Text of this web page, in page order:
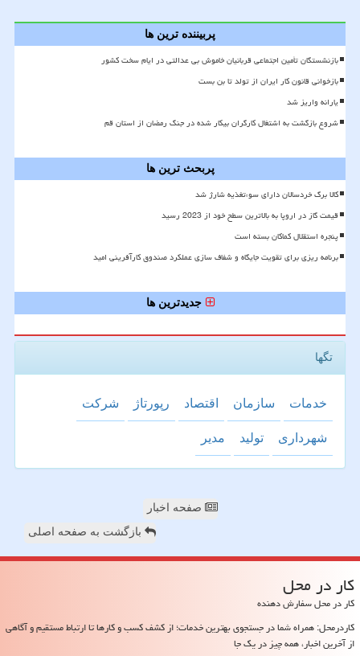
پربیننده ترین ها
بازنشستگان تأمین اجتماعی قربانیان خاموش بی عدالتی در ایام سخت کشور
بازخوانی قانون کار ایران از تولد تا بن بست
یارانه واریز شد
شروع بازگشت به اشتغال کارگران بیکار شده در جنگ رمضان از استان قم
پربحث ترین ها
کالا برگ خردسالان دارای سوءتغذیه شارژ شد
قیمت گاز در اروپا به بالاترین سطح خود از 2023 رسید
پنجره استقلال کماکان بسته است
برنامه ریزی برای تقویت جایگاه و شفاف سازی عملکرد صندوق کارآفرینی امید
جدیدترین ها
تگها
خدمات سازمان اقتصاد رپورتاژ شركت
شهرداری تولید مدیر
صفحه اخبار
بازگشت به صفحه اصلی
كار در محل
کار در محل سفارش دهنده
کاردرمحل: همراه شما در جستجوی بهترین خدمات؛ از کشف کسب و کارها تا ارتباط مستقیم و آگاهی
از آخرین اخبار، همه چیز در یک جا